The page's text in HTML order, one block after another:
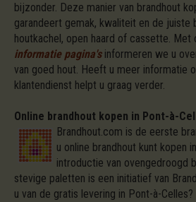
bijzonder. Deze manier van brandhout
garandeert gemak, kwaliteit en de juiste
houtkachel, open haard of cassette. Met
informatie pagina'sinformeren we u
van goed hout. Heeft u meer informatie
klantendienst helpt u graag verder.
Online brandhout kopen in Pont-à-
Brandhout.com is de eerste
u online brandhout kunt kopen
introductie van ovengedroogd
stevige paletten is een initiatief van
u van de gratis levering in Pont-à-